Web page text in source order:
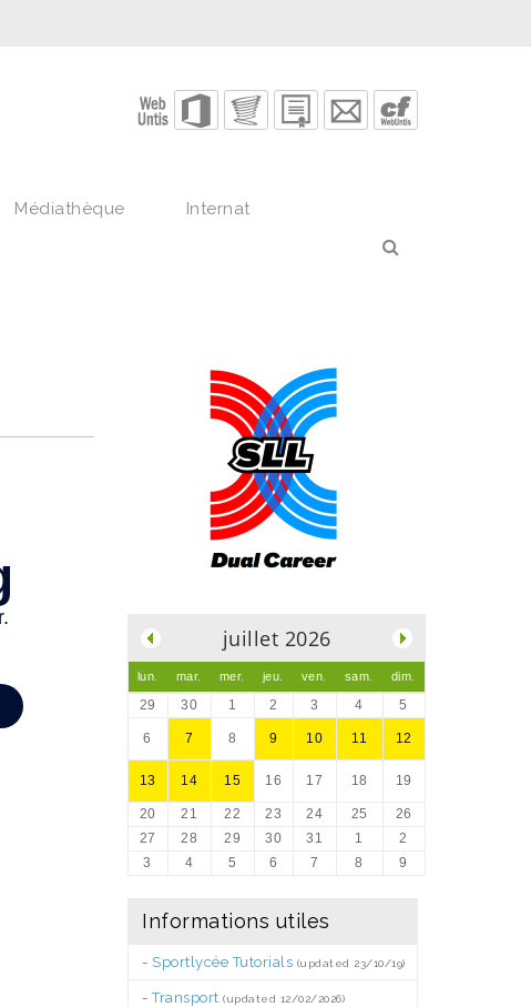
Médiathèque Internat
juillet 2026
lun. mar. mer. jeu. ven. sam. dim.
29 30 1 2 3 4 5
6 7 8 9 10 11 12
13 14 15 16 17 18 19
20 21 22 23 24 25
26
27
28 29 30 31 1
2
3
4 5 6 7 8 9
Informations utiles
- Sportlycée Tutorials (updated 23/10/19)
-Transport (updated 12/02/2026)